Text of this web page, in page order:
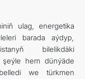
ulag, energetika
barada aýdyp,
bilelikdäki
şeýle hem dünýäde
we türkmen